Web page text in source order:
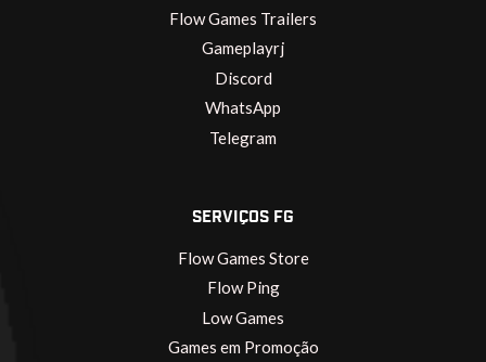
Flow Games Trailers
Gameplayrj
Discord
WhatsApp
Telegram
SERVIÇOS FG
Flow Games Store
Flow Ping
Low Games
Games em Promoção